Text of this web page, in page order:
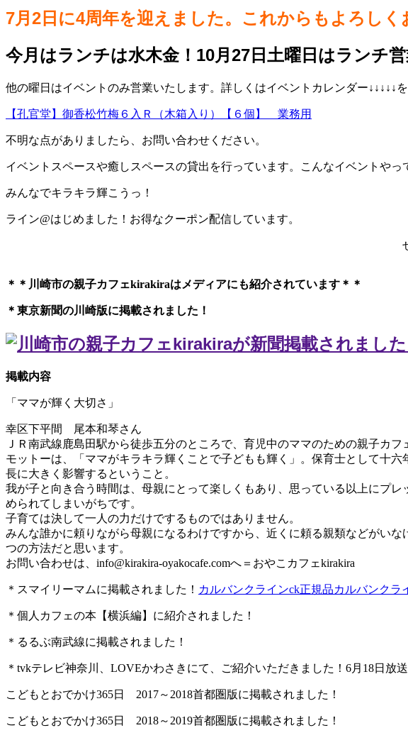
7月2日に4周年を迎えました。これからもよろしく
今月はランチは水木金！10月27日土曜日はランチ
他の曜日はイベントのみ営業いたします。詳しくはイベントカレンダー↓↓↓↓↓
【孔官堂】御香松竹梅６入Ｒ（木箱入り）【６個】 業務用
不明な点がありましたら、お問い合わせください。
イベントスペースや癒しスペースの貸出を行っています。こんなイベントやっ
みんなでキラキラ輝こうっ！
ライン@はじめました！お得なクーポン配信しています。
＊＊川崎市の親子カフェkirakiraは メディアにも紹介されています＊＊
＊東京新聞の川崎版に掲載されました！
掲載内容
「ママが輝く大切さ」
幸区下平間 尾本和琴さん
ＪＲ南武線鹿島田駅から徒歩五分のところで、育児中のママのための親子カフ
モットーは、「ママがキラキラ輝くことで子どもも輝く」。保育士として十
長に大きく影響するということ。
我が子と向き合う時間は、母親にとって楽しくもあり、思っている以上にプ
められてしまいがちです。
子育ては決して一人の力だけでするものではありません。
みんな誰かに頼りながら母親になるわけですから、近くに頼る親類などがい
つの方法だと思います。
お問い合わせは、 info@kirakira-oyakocafe.comへ＝おやこカフェkirakira
＊スマイリーマムに掲載されました！ カルバンクラインck正規品カルバンク
＊個人カフェの本【横浜編】に紹介されました！
＊るるぶ南武線に掲載されました！
＊tvkテレビ神奈川、LOVEかわさきにて、ご紹介いただきました！6月18日放
こどもとおでかけ365日 2017～2018首都圏版に掲載されました！
こどもとおでかけ365日 2018～2019首都圏版に掲載されました！